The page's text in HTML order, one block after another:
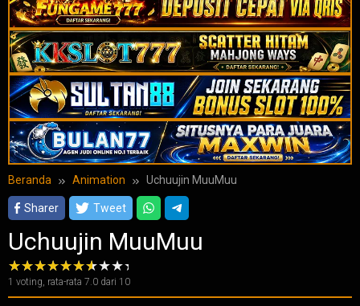
Beranda Animation Uchuujin MuuMuu
Sharer Tweet
Uchuujin MuuMuu
1 voting, rata-rata 7.0 dari 10